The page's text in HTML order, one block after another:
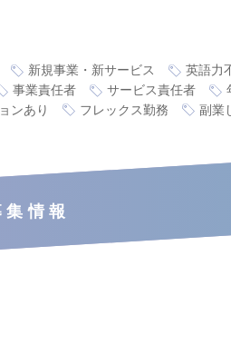
新規事業・新サービス
英語力
事業責任者 サービス責任者
ンあり フレックス勤務
副業
集情報